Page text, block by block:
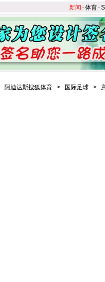
新闻 -体育-S
阿迪达斯搜狐体育 > 国际足球 >